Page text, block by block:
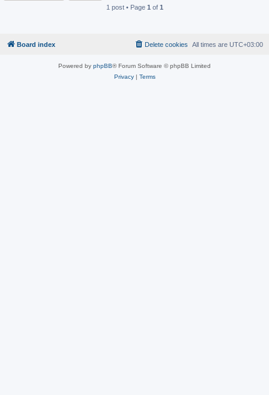
1 post • Page 1 of 1
Board index All times are UTC+03:00
Delete cookies
Powered by phpBB® Forum Software © phpBB Limited
Privacy| Terms